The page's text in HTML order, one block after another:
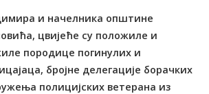
и начелника општине
цвијеће су положиле и
породице погинулих и
бројне делегације борачких
полицијских ветерана из